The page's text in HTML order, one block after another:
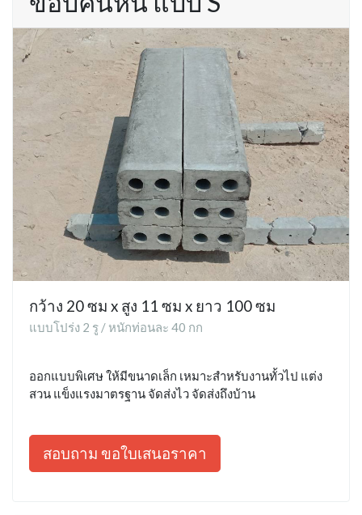
กว้าง 20 ซม x สูง 11 ซม x ยาว 100 ซม
แบบโปร่ง 2 รู / หนักท่อนละ 40 กก
ออกแบบพิเศษ ให้มีขนาดเล็ก เหมาะสำหรับงานทั้วไป แต่ง
สวน แข็งแรงมาตรฐาน จัดส่งไว จัดส่งถึงบ้าน
สอบถาม ขอใบเสนอราคา